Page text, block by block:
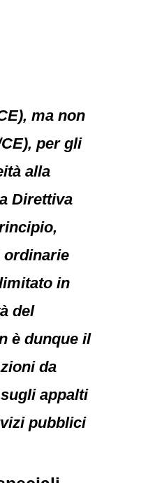
ma non
per gli
alla
Direttiva
ordinarie
in
del
è dunque il
da
appalti
pubblici